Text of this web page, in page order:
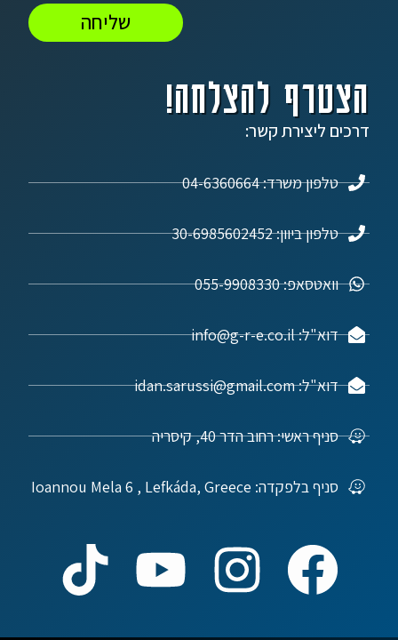
הצטרף להצלחה!
דרכים ליצירת קשר:
טלפון משרד: 04-6360664
טלפון ביוון: 30-6985602452
וואטסאפ: 055-9908330
דוא"ל: info@g-r-e.co.il
דוא"ל: idan.sarussi@gmail.com
סניף ראשי: רחוב הדר 40, קיסריה
סניף בלפקדה: Ioannou Mela 6 , Lefkáda, Greece
שליחה